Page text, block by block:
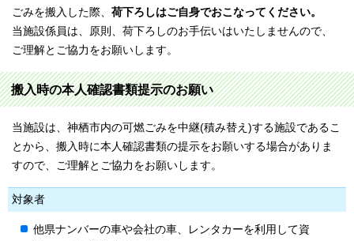
ごみを搬入した際、 荷下ろしはご自身でおこなってください。
当施設係員は、原則、荷下ろしのお手伝いはいたしませんので、
ご理解とご協力をお願いします。
搬入時の本人確認書類提示のお願い
当施設は、神栖市内の可燃ごみを中継(積み替え)する施設であるこ
とから、搬入時に本人確認書類の提示をお願いする場合がありま
すので、ご理解とご協力をお願いします。
対象者
他県ナンバーの車や会社の車、レンタカーを利用して資